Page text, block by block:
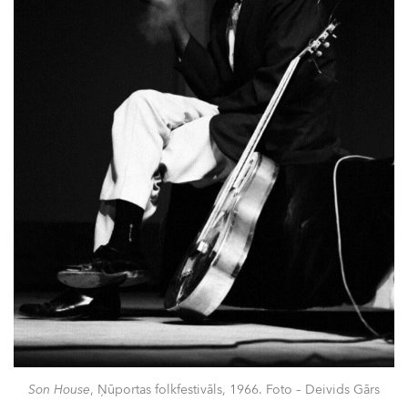
Son House, Ņūportas folkfestivāls, 1966. Foto – Deivids Gārs